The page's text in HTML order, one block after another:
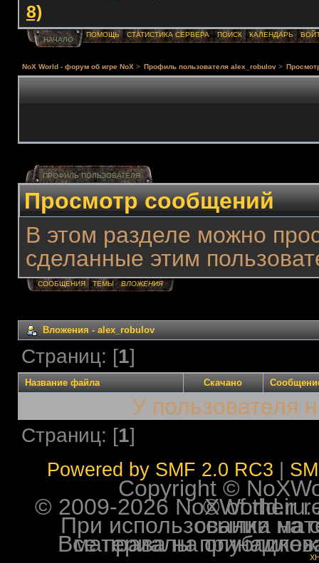
8)
НАЧАЛО
ПОМОЩЬ СТАТИСТИКА СЕРВЕРА ПОИСК КАЛЕНДАРЬ
NoX World - форум об игре NoX > Профиль пользователя aleх_robulov >
ПРОФИЛЬ ПОЛЬЗОВАТЕЛЯ
Просмотр сообщений
В этом разделе можно
сделанные этим
СООБЩЕНИЯ ТЕМЫ ВЛОЖЕНИЯ
Вложения - aleх_robulov
Страниц: [1]
Название файла Скачано
У пользователя
Страниц: [1]
Powered by SMF 2.0 RC3
Copyright ©
© 2009-2026 NoXWorld.ru. All
При использовании
Все права на опубликованные на форуме